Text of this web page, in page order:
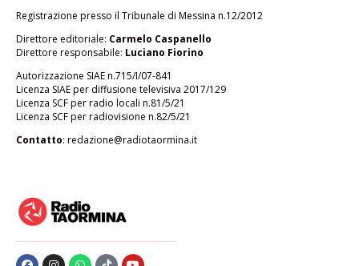
Registrazione presso il Tribunale di Messina n.12/2012
Direttore editoriale: Carmelo Caspanello
Direttore responsabile: Luciano Fiorino
Autorizzazione SIAE n.715/I/07-841
Licenza SIAE per diffusione televisiva 2017/129
Licenza SCF per radio locali n.81/5/21
Licenza SCF per radiovisione n.82/5/21
Contatto: redazione@radiotaormina.it